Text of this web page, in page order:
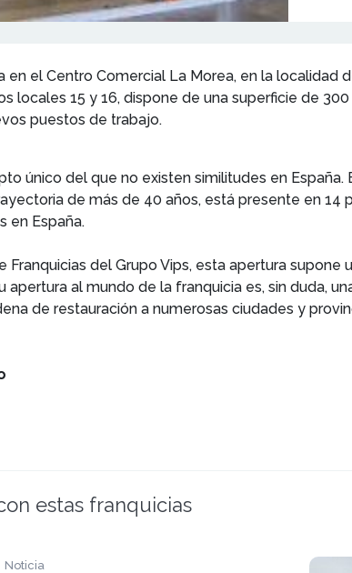
en el Centro Comercial La Morea, en la
locales 15 y 16, dispone de una superficie de
puestos de trabajo.
único del que no existen similitudes en
de más de 40 años, está presente en
en España.
Franquicias del Grupo Vips, esta apertura supone
apertura al mundo de la franquicia es, sin duda,
de restauración a numerosas ciudades y
estas franquicias
Noticia